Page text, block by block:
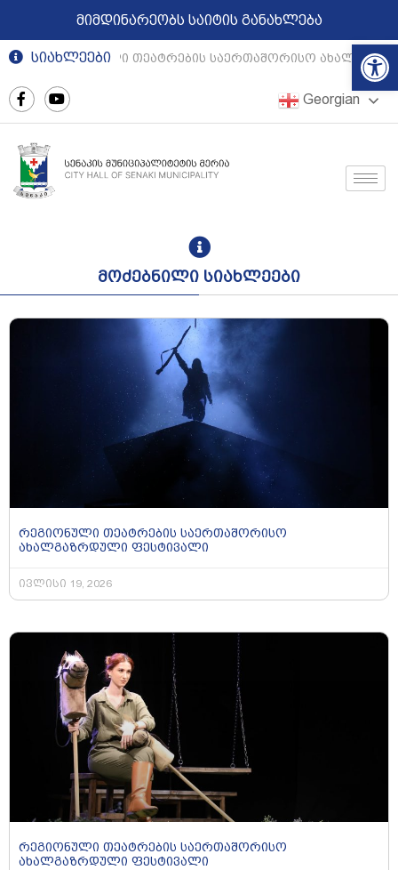
მიმდინარეობს საიტის განახლება
სიახლეები
რეგიონული თეატრების საერთაშორისო
Georgian
მოძებნილი სიახლეები
რეგიონული თეატრების საერთაშორისო
ახალგაზრდული ფესტივალი
ივლისი 19, 2026
რეგიონული თეატრების საერთაშორისო
ახალგაზრდული ფესტივალი